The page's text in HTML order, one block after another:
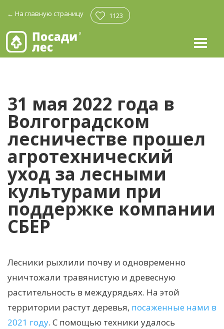
← На главную страницу 1123
31 мая 2022 года в
Волгоградском
лесничестве прошел
агротехнический
уход за лесными
культурами при
поддержке компании
СБЕР
Лесники рыхлили почву и одновременно
уничтожали травянистую и древесную
растительность в междурядьях. На этой
территории растут деревья, посаженные нами в
2021 году. С помощью техники удалось